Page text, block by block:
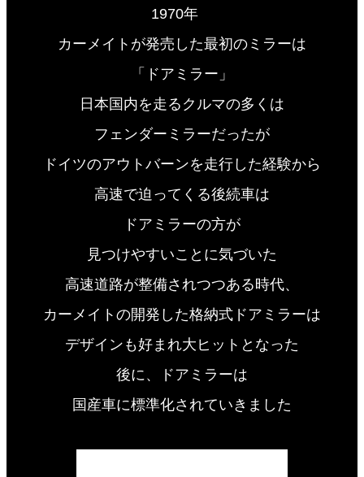
1970年
カーメイトが発売した最初のミラーは
「ドアミラー」
日本国内を走るクルマの多くは
フェンダーミラーだったが
ドイツのアウトバーンを走行した経験から
高速で迫ってくる後続車は
ドアミラーの方が
見つけやすいことに気づいた
高速道路が整備されつつある時代、
カーメイトの開発した格納式ドアミラーは
デザインも好まれ大ヒットとなった
後に、
ドアミラーは
国産車に標準化されていきました